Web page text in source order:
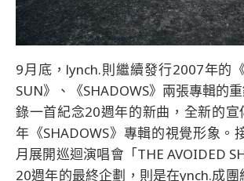
9月底，lynch.則繼續發行2007年的
SUN》、《SHADOWS》兩張專輯的
錄一首紀念20週年的新曲，全新的宣
年《SHADOWS》專輯的視覺形象。
月展開巡迴演唱會「THE AVOIDED
20週年的最終企劃，則是在ynch.成